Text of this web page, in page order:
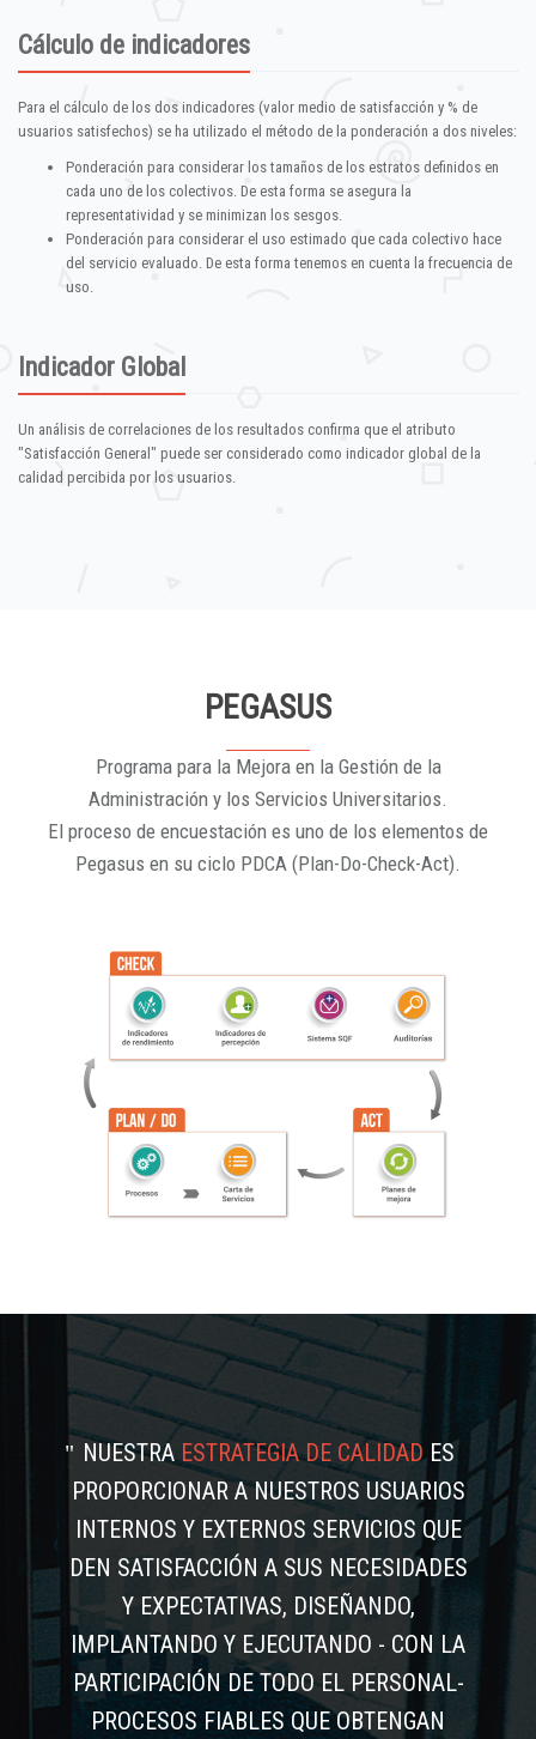
Cálculo de indicadores
Para el cálculo de los dos indicadores (valor medio de satisfacción y % de
usuarios satisfechos) se ha utilizado el método de la ponderación a dos niveles:
Ponderación para considerar los tamaños de los estratos definidos en
cada uno de los colectivos. De esta forma se asegura la
representatividad y se minimizan los sesgos.
Ponderación para considerar el uso estimado que cada colectivo hace
del servicio evaluado. De esta forma tenemos en cuenta la frecuencia de
uso.
Indicador Global
Un análisis de correlaciones de los resultados confirma que el atributo
"Satisfacción General" puede ser considerado como indicador global de la
calidad percibida por los usuarios.
PEGASUS
Programa para la Mejora en la Gestión de la
Administración y los Servicios Universitarios.
El proceso de encuestación es uno de los elementos de
Pegasus en su ciclo PDCA (Plan-Do-Check-Act).
NUESTRAESTRATEGIA DE CALIDADES
PROPORCIONAR A NUESTROS USUARIOS
INTERNOS Y EXTERNOS SERVICIOS QUE
DEN SATISFACCIÓN A SUS NECESIDADES
Y EXPECTATIVAS, DISEÑANDO,
IMPLANTANDO Y EJECUTANDO - CON LA
PARTICIPACIÓN DE TODO EL PERSONAL-
PROCESOS FIABLES QUE OBTENGAN